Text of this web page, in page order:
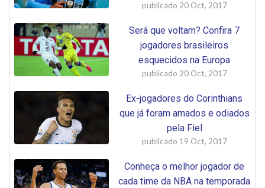
publicado 20 Oct, 2017
Será que voltam? Confira 7
jogadores brasileiros
esquecidos na Europa
publicado 20 Oct, 2017
Ex-jogadores do Corinthians
que já foram amados e odiados
pela Fiel
publicado 19 Oct, 2017
Conheça o melhor jogador de
cada time da NBA na temporada